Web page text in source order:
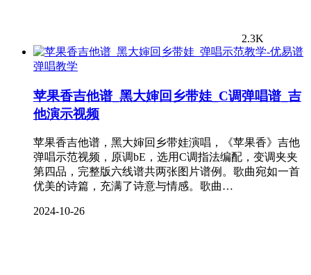
2.3K
弹唱教学
苹果香吉他谱_黑大婶回乡带娃_C调弹唱谱_吉
他演示视频
苹果香吉他谱，黑大婶回乡带娃演唱，《苹果香》吉他
弹唱示范视频，原调bE，选用C调指法编配，变调夹夹
第四品，完整版六线谱共两张图片谱例。歌曲宛如一首
优美的诗篇，充满了诗意与情感。歌曲…
2024-10-26